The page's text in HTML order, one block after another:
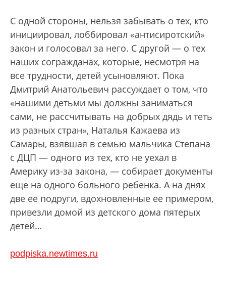
С одной стороны, нельзя забывать о тех, кто
инициировал, лоббировал «антисиротский»
закон и голосовал за него. С другой — о тех
наших согражданах, которые, несмотря на
все трудности, детей усыновляют. Пока
Дмитрий Анатольевич рассуждает о том, что
«нашими детьми мы должны заниматься
сами, не рассчитывать на добрых дядь и теть
из разных стран», Наталья Кажаева из
Самары, взявшая в семью мальчика Степана
с ДЦП — одного из тех, кто не уехал в
Америку из-за закона, — собирает документы
еще на одного больного ребенка. А на днях
две ее подруги, вдохновленные ее примером,
привезли домой из детского дома пятерых
детей…
podpiska.newtimes.ru